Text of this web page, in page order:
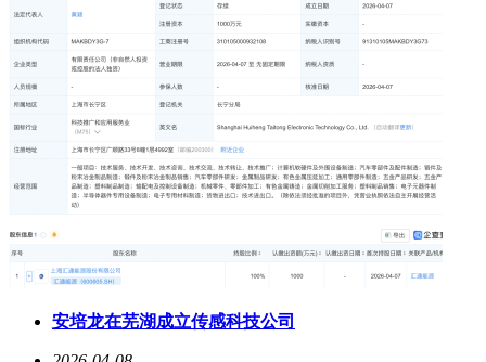
安培龙在芜湖成立传感科技公司